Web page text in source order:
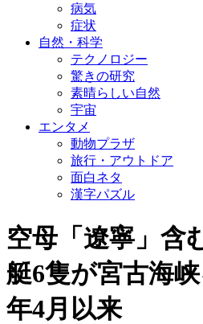
病気
症状
自然・科学
テクノロジー
驚きの研究
素晴らしい自然
宇宙
エンタメ
動物プラザ
旅行・アウトドア
面白ネタ
漢字パズル
空母「遼寧」含
艇6隻が宮古海
年4月以来